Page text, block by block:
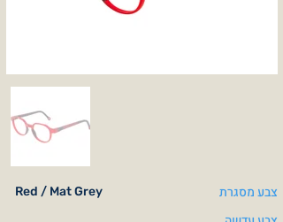
Red / Mat Grey
צבע מסגרת